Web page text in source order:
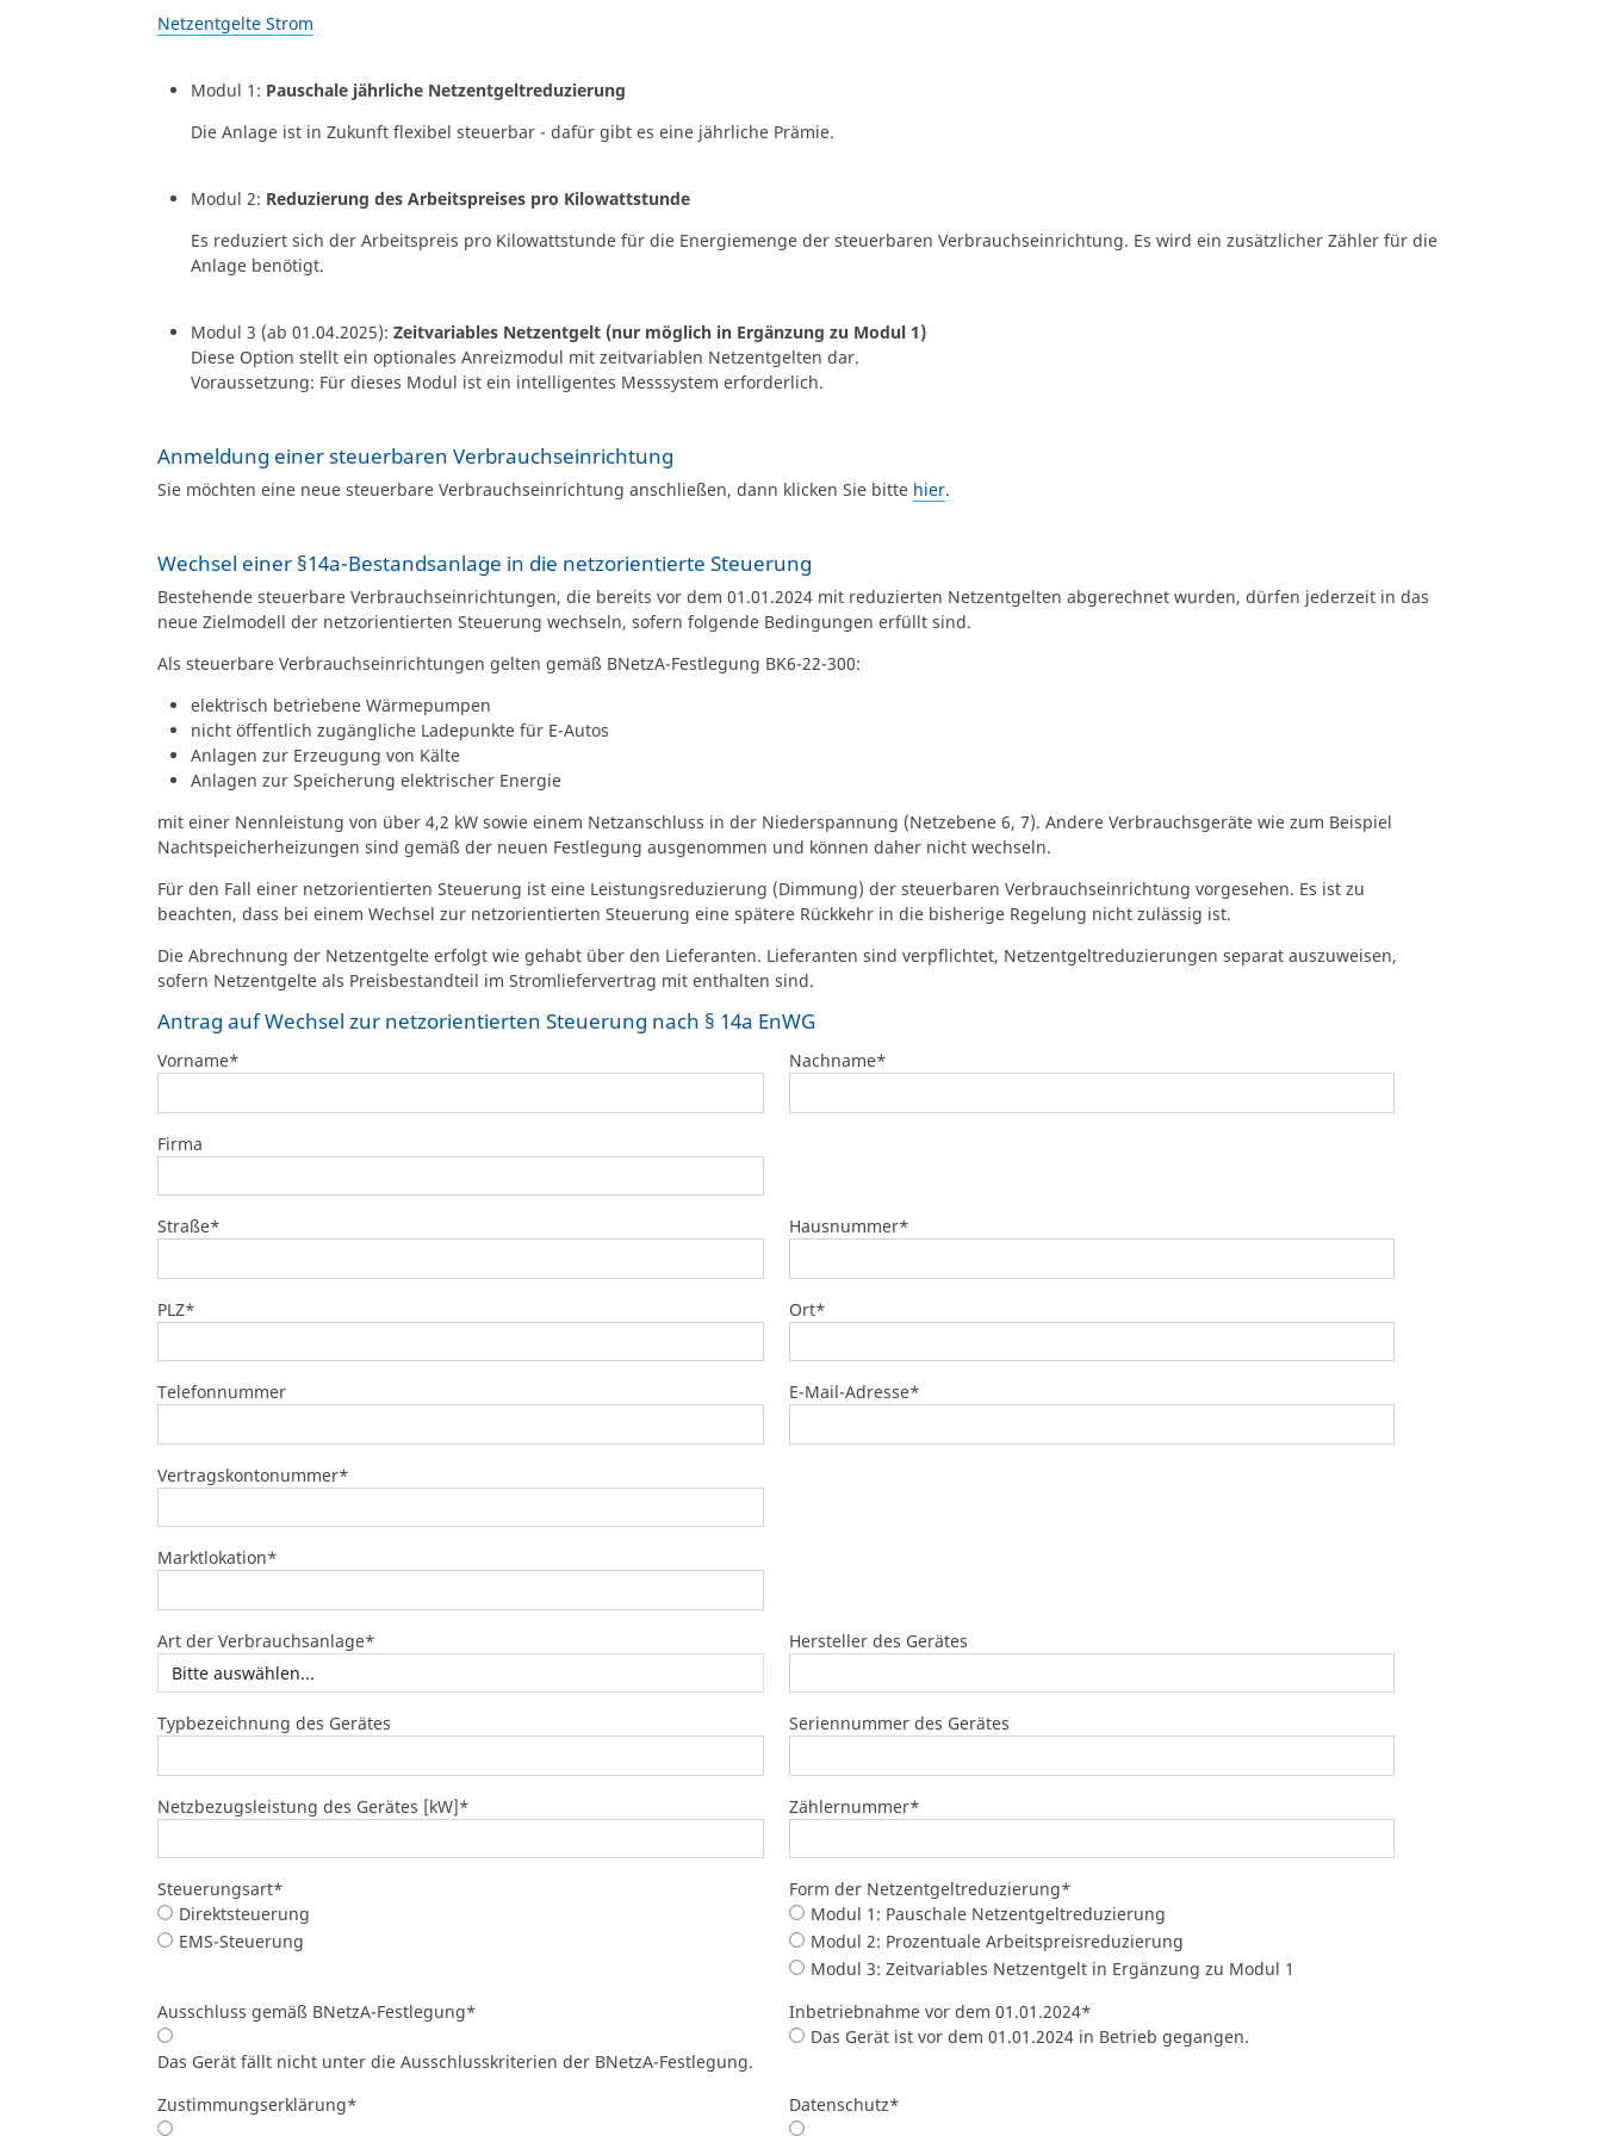
Netzentgelte Strom
Modul 1: Pauschale jährliche Netzentgeltreduzierung
Die Anlage ist in Zukunft flexibel steuerbar - dafür gibt es eine jährliche Prämie.
Modul 2: Reduzierung des Arbeitspreises pro Kilowattstunde
Es reduziert sich der Arbeitspreis pro Kilowattstunde für die Energiemenge der steuerbaren Verbrauchseinrichtung. Es wird ein zusätzlicher Zähler für die
Anlage benötigt.
Modul 3 (ab 01.04.2025): Zeitvariables Netzentgelt (nur möglich in Ergänzung zu Modul 1)
Diese Option stellt ein optionales Anreizmodul mit zeitvariablen Netzentgelten dar.
Voraussetzung: Für dieses Modul ist ein intelligentes Messsystem erforderlich.
Anmeldung einer steuerbaren Verbrauchseinrichtung
Sie möchten eine neue steuerbare Verbrauchseinrichtung anschließen, dann klicken Sie bitte hier.
Wechsel einer §14a-Bestandsanlage in die netzorientierte Steuerung
Bestehende steuerbare Verbrauchseinrichtungen, die bereits vor dem 01.01.2024 mit reduzierten Netzentgelten abgerechnet wurden, dürfen jederzeit in das
neue Zielmodell der netzorientierten Steuerung wechseln, sofern folgende Bedingungen erfüllt sind.
Als steuerbare Verbrauchseinrichtungen gelten gemäß BNetzA-Festlegung BK6-22-300:
elektrisch betriebene Wärmepumpen
nicht öffentlich zugängliche Ladepunkte für E-Autos
Anlagen zur Erzeugung von Kälte
Anlagen zur Speicherung elektrischer Energie
mit einer Nennleistung von über 4,2 kW sowie einem Netzanschluss in der Niederspannung (Netzebene 6, 7). Andere Verbrauchsgeräte wie zum Beispiel
Nachtspeicherheizungen sind gemäß der neuen Festlegung ausgenommen und können daher nicht wechseln.
Für den Fall einer netzorientierten Steuerung ist eine Leistungsreduzierung (Dimmung) der steuerbaren Verbrauchseinrichtung vorgesehen. Es ist zu
beachten, dass bei einem Wechsel zur netzorientierten Steuerung eine spätere Rückkehr in die bisherige Regelung nicht zulässig ist.
Die Abrechnung der Netzentgelte erfolgt wie gehabt über den Lieferanten. Lieferanten sind verpflichtet, Netzentgeltreduzierungen separat auszuweisen,
sofern Netzentgelte als Preisbestandteil im Stromliefervertrag mit enthalten sind.
Antrag auf Wechsel zur netzorientierten Steuerung nach § 14a EnWG
Vorname* Nachname*
Firma
Straße* Hausnummer*
PLZ* Ort*
Telefonnummer E-Mail-Adresse*
Vertragskontonummer*
Marktlokation*
Art der Verbrauchsanlage* Hersteller des Gerätes
Typbezeichnung des Gerätes Seriennummer des Gerätes
Netzbezugsleistung des Gerätes [kW]* Zählernummer*
Steuerungsart*
Direktsteuerung
EMS-Steuerung
Form der Netzentgeltreduzierung*
Modul 1: Pauschale Netzentgeltreduzierung
Modul 2: Prozentuale Arbeitspreisreduzierung
Modul 3: Zeitvariables Netzentgelt in Ergänzung zu Modul 1
Ausschluss gemäß BNetzA-Festlegung*
Das Gerät fällt nicht unter die Ausschlusskriterien der BNetzA-Festlegung.
Inbetriebnahme vor dem 01.01.2024*
Das Gerät ist vor dem 01.01.2024 in Betrieb gegangen.
Zustimmungserklärung* Datenschutz*